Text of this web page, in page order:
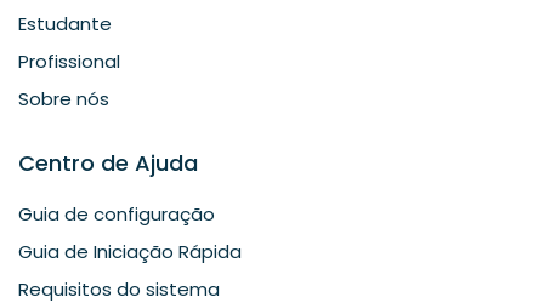
Estudante
Profissional
Sobre nós
Centro de Ajuda
Guia de configuração
Guia de Iniciação Rápida
Requisitos do sistema